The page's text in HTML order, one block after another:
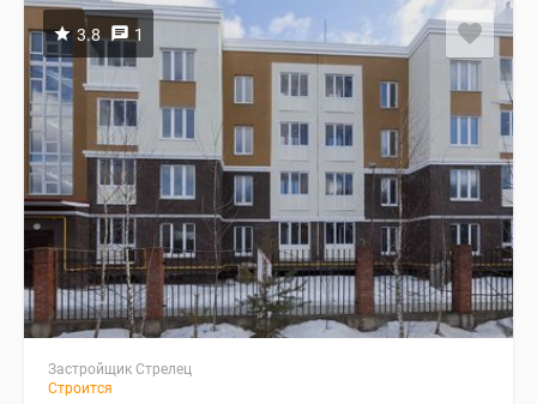
3.8 1
Застройщик Стрелец
Строится